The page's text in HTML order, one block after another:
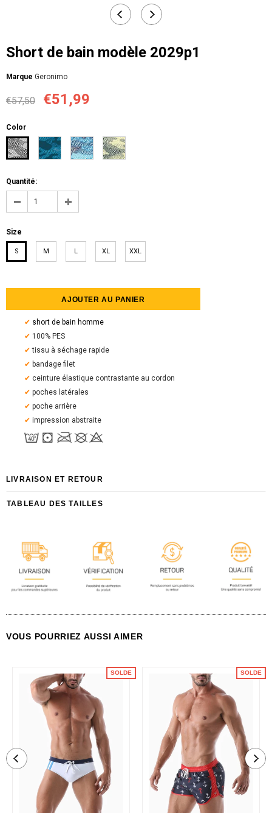
Short de bain modèle 2029p1
Мarque Geronimo
€57,50 €51,99
Color
Quantité:
Size
S M L XL XXL
✔ short de bain homme
✔ 100% PES
✔ tissu à séchage rapide
✔ bandage filet
✔ ceinture élastique contrastante au cordon
✔ poches latérales
✔ poche arrière
✔ impression abstraite
LIVRAISON ET RETOUR
TABLEAU DES TAILLES
VOUS POURRIEZ AUSSI AIMER
SOLDE SOLDE